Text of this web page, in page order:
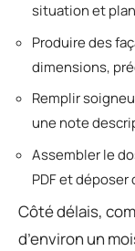
situation et
Produire des
dimensions,
Remplir
une note
Assembler le
PDF et déposer
Côté délais,
d’environ un